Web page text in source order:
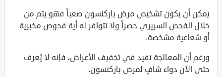
يمكن أن يكون تشخيص مرض باركنسون صعباً فهو يتم من
خلال الفحص السريري حصراً ولا تتوافر له أية فحوص مخبرية
أو شعاعية مشخصة.
ورغم أن المعالجة تفيد في تخفيف الأعراض، فإنه لا يُعرف
حتى الآن دواء شافٍ لمرض باركنسون.